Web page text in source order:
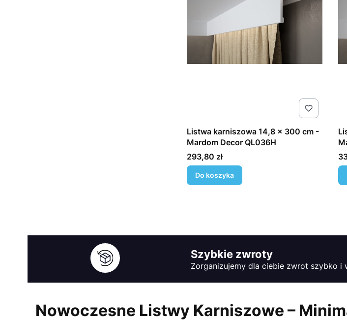
Listwa karniszowa 14,8 x 300 cm -
Mardom Decor QL036H
Cena
293,80 zł
Do koszyka
Szybkie zwroty
Zorganizujemy dla ciebie zwrot szybko i
Nowoczesne Listwy Karniszowe –